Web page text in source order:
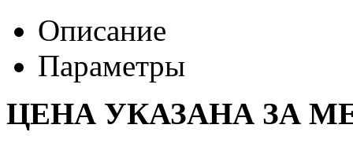
Описание
Параметры
ЦЕНА УКАЗАНА ЗА